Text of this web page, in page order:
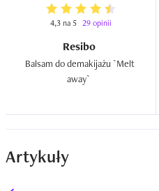
4,3 na 5 29 opinii
Resibo
Balsam do demakijażu `Melt
Artykuły